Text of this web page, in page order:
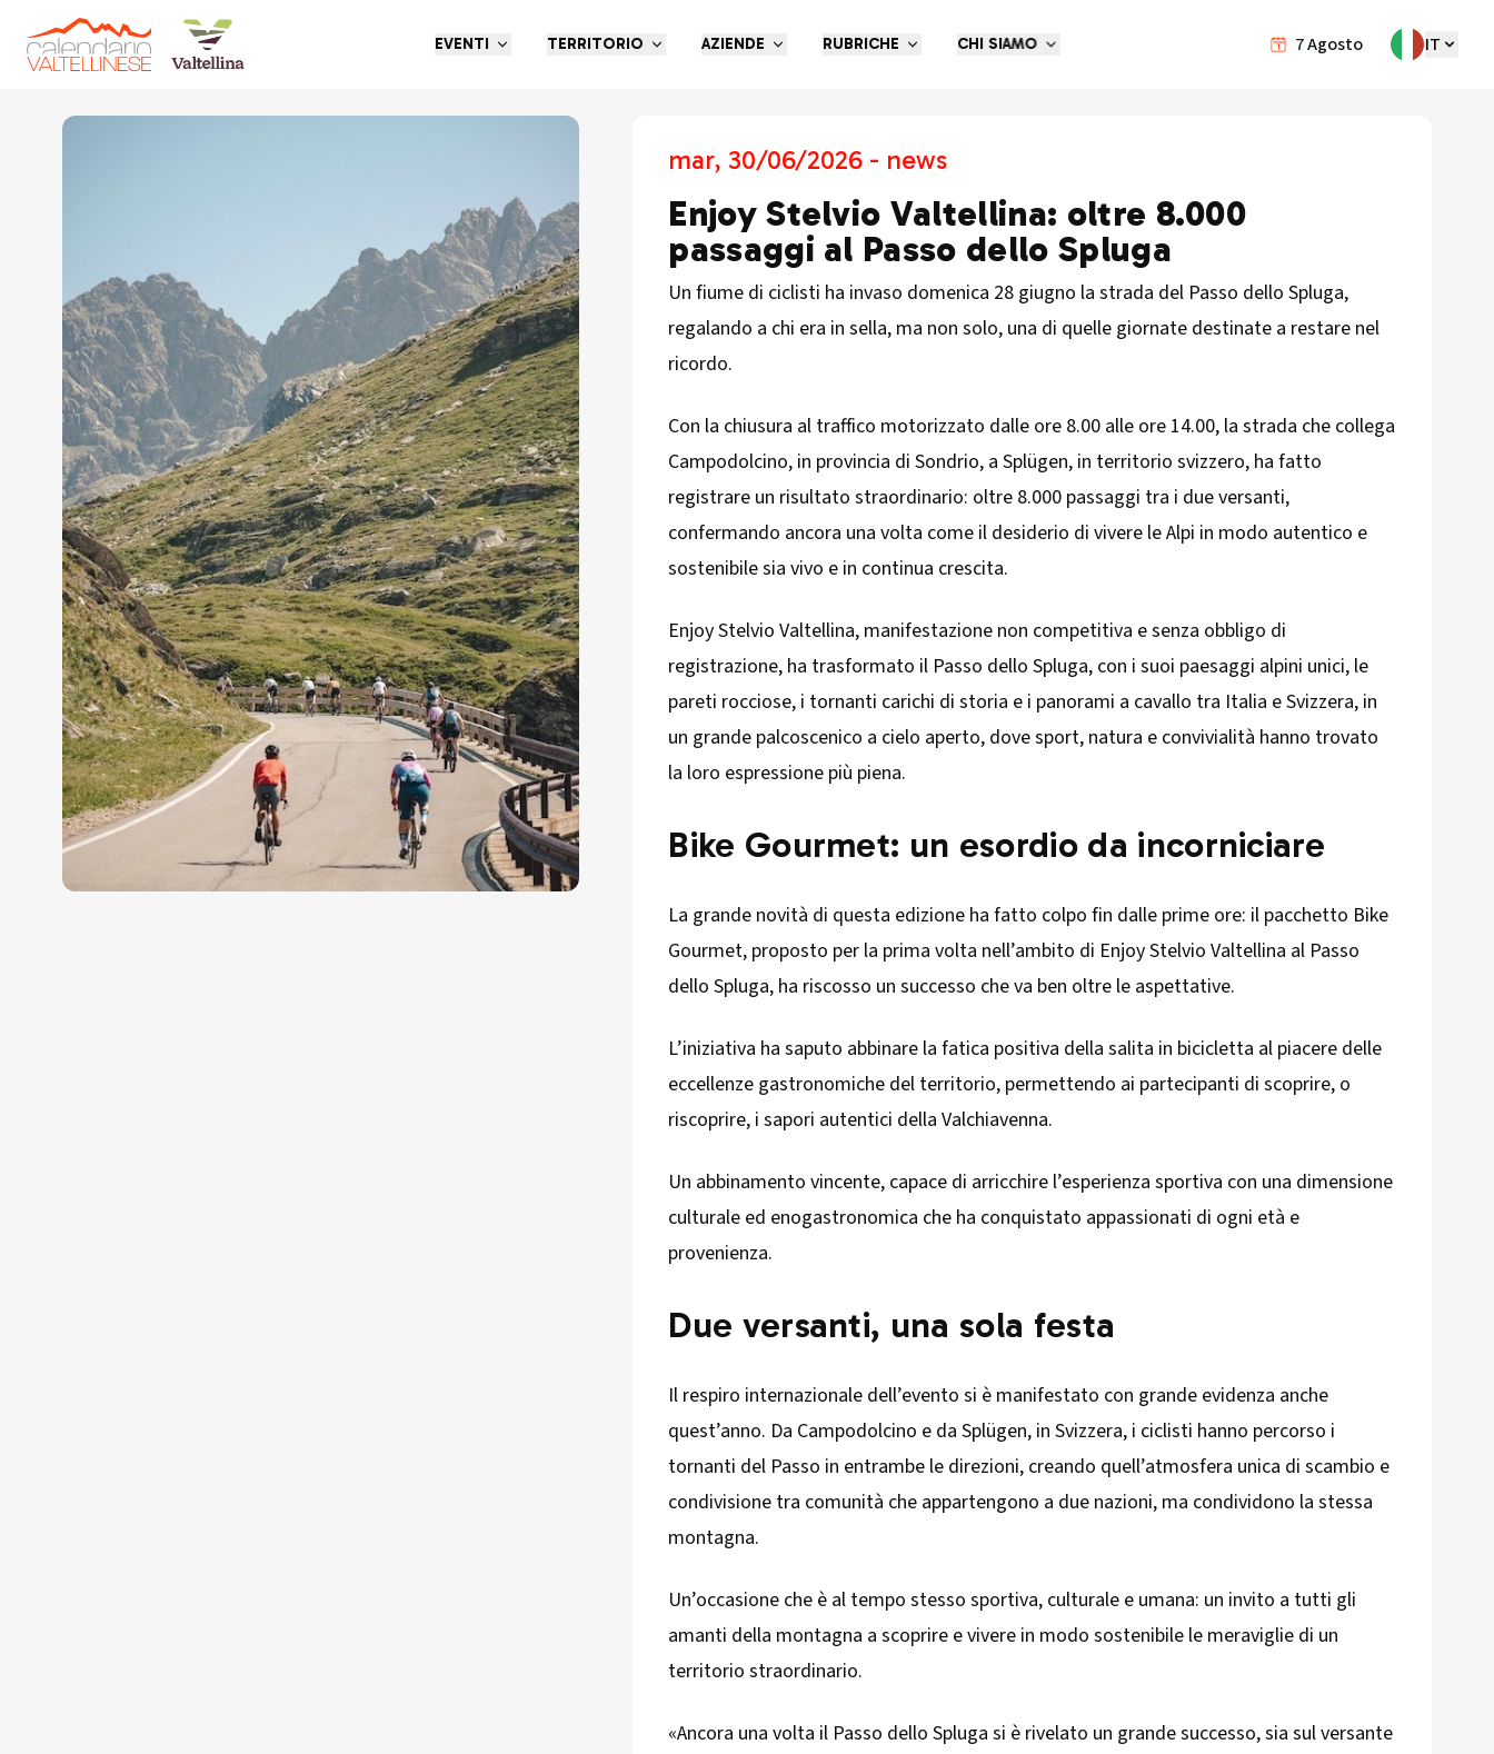
7Agosto IT
EVENTI TERRITORIO AZIENDE RUBRICHE CHI SIAMO
Torna indietro
mar, 30/06/2026 - news
Enjoy Stelvio Valtellina: oltre 8.000
passaggi al Passo dello Spluga
Un fiume di ciclisti ha invaso domenica 28 giugno la strada del Passo dello Spluga,
regalando a chi era in sella, ma non solo, una di quelle giornate destinate a restare nel
ricordo.
Con la chiusura al traffico motorizzato dalle ore 8.00 alle ore 14.00, la strada che collega
Campodolcino, in provincia di Sondrio, a Splügen, in territorio svizzero, ha fatto
registrare un risultato straordinario: oltre 8.000 passaggi tra i due versanti,
confermando ancora una volta come il desiderio di vivere le Alpi in modo autentico e
sostenibile sia vivo e in continua crescita.
Enjoy Stelvio Valtellina, manifestazione non competitiva e senza obbligo di
registrazione, ha trasformato il Passo dello Spluga, con i suoi paesaggi alpini unici, le
pareti rocciose, i tornanti carichi di storia e i panorami a cavallo tra Italia e Svizzera, in
un grande palcoscenico a cielo aperto, dove sport, natura e convivialità hanno trovato
la loro espressione più piena.
Bike Gourmet: un esordio da incorniciare
La grande novità di questa edizione ha fatto colpo fin dalle prime ore: il pacchetto Bike
Gourmet, proposto per la prima volta nell’ambito di Enjoy Stelvio Valtellina al Passo
dello Spluga, ha riscosso un successo che va ben oltre le aspettative.
L’iniziativa ha saputo abbinare la fatica positiva della salita in bicicletta al piacere delle
eccellenze gastronomiche del territorio, permettendo ai partecipanti di scoprire, o
riscoprire, i sapori autentici della Valchiavenna.
Un abbinamento vincente, capace di arricchire l’esperienza sportiva con una dimensione
culturale ed enogastronomica che ha conquistato appassionati di ogni età e
provenienza.
Due versanti, una sola festa
Il respiro internazionale dell’evento si è manifestato con grande evidenza anche
quest’anno. Da Campodolcino e da Splügen, in Svizzera, i ciclisti hanno percorso i
tornanti del Passo in entrambe le direzioni, creando quell’atmosfera unica di scambio e
condivisione tra comunità che appartengono a due nazioni, ma condividono la stessa
montagna.
Un’occasione che è al tempo stesso sportiva, culturale e umana: un invito a tutti gli
amanti della montagna a scoprire e vivere in modo sostenibile le meraviglie di un
territorio straordinario.
«Ancora una volta il Passo dello Spluga si è rivelato un grande successo, sia sul versante